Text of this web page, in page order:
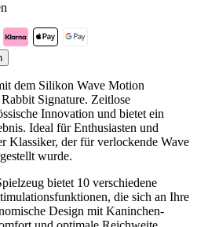
dem Silikon Wave Motion
Signature. Zeitlose
Innovation und bietet ein
Ideal für Enthusiasten und
Klassiker, der für verlockende Wave
wurde.
bietet 10 verschiedene
die sich an Ihre
Design mit Kaninchen-